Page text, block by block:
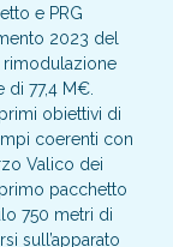
e PRG
2023 del
di 77,4 M€.
obiettivi di
coerenti con
Valico dei
pacchetto
750 metri di
sull’apparato